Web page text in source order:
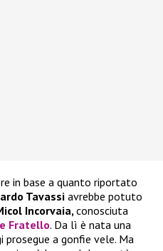
in base a quanto riportato
Tavassiavrebbe potuto
Incorvaia, conosciuta
Fratello. Da lì è nata una
prosegue a gonfie vele. Ma